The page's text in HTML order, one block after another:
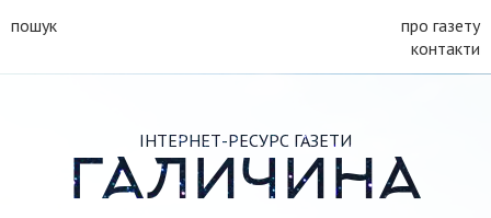
пошук
про газету
контакти
ІНТЕРНЕТ-РЕСУРС ГАЗЕТИ
ГАЛИЧИНА